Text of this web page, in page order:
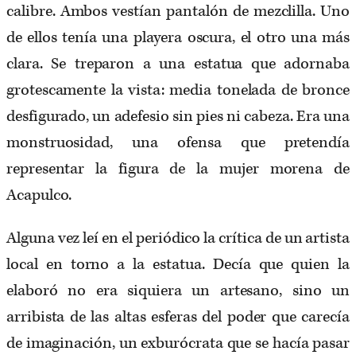
calibre. Ambos vestían pantalón de mezclilla. Uno
de ellos tenía una playera oscura, el otro una más
clara. Se treparon a una estatua que adornaba
grotescamente la vista: media tonelada de bronce
desfigurado, un adefesio sin pies ni cabeza. Era una
monstruosidad, una ofensa que pretendía
representar la figura de la mujer morena de
Acapulco.
Alguna vez leí en el periódico la crítica de un artista
local en torno a la estatua. Decía que quien la
elaboró no era siquiera un artesano, sino un
arribista de las altas esferas del poder que carecía
de imaginación, un exburócrata que se hacía pasar